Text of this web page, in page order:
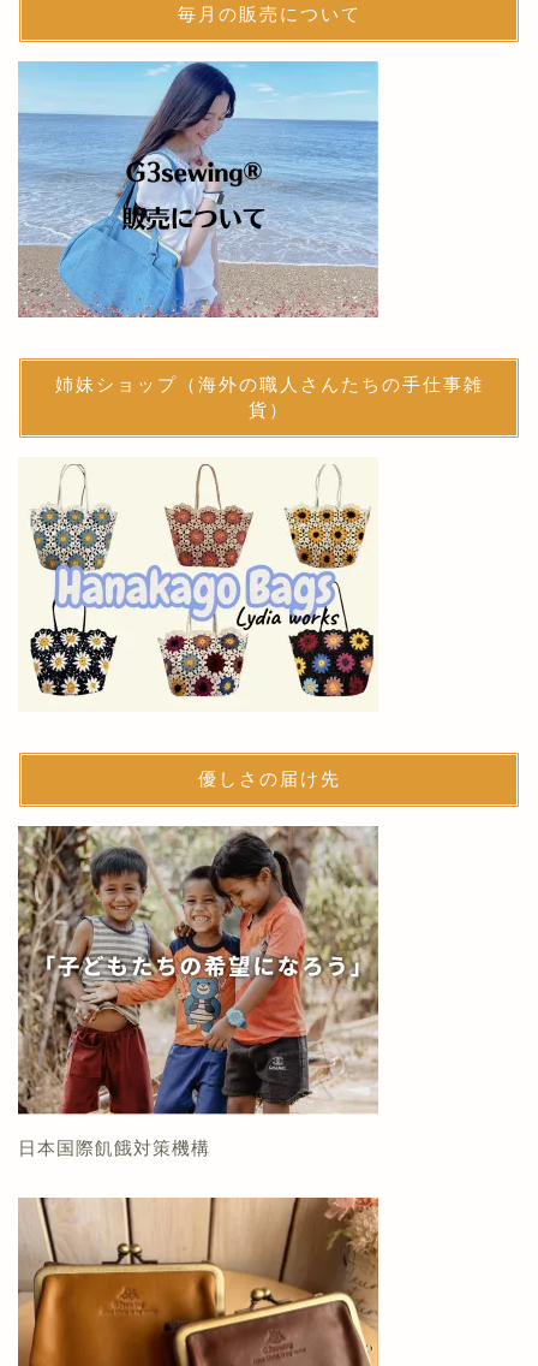
毎月の販売について
姉妹ショップ（海外の職人さんたちの手仕事雑
貨）
優しさの届け先
日本国際飢餓対策機構